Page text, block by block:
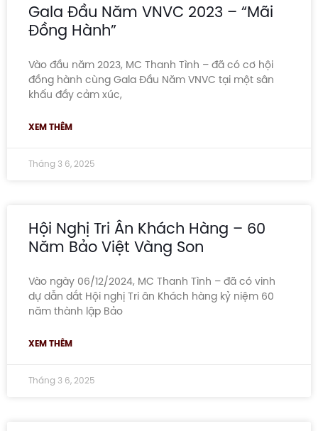
Gala Đầu Năm VNVC 2023 – “Mãi
Đồng Hành”
Vào đầu năm 2023, MC Thanh Tình – đã có cơ hội
đồng hành cùng Gala Đầu Năm VNVC tại một sân
khấu đầy cảm xúc,
XEM THÊM
Tháng 3 6, 2025
Hội Nghị Tri Ân Khách Hàng – 60
Năm Bảo Việt Vàng Son
Vào ngày 06/12/2024, MC Thanh Tình – đã có vinh
dự dẫn dắt Hội nghị Tri ân Khách hàng kỷ niệm 60
năm thành lập Bảo
XEM THÊM
Tháng 3 6, 2025